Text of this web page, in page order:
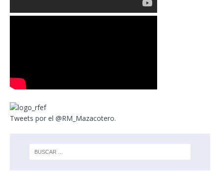
Tweets por el @RM_Mazacotero.